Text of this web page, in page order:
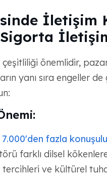
İletişim
önemlidir,
yanı sıra engeller
fazla
farklı dilsel
ve kültürel